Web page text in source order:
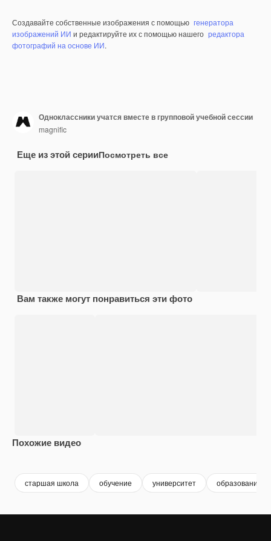
Создавайте собственные изображения с помощью генератора
изображений ИИ и редактируйте их с помощью нашего редактора
фотографий на основе ИИ.
Одноклассники учатся вместе в групповой учебной сессии
magnific
Еще из этой серииПосмотреть все
Вам также могут понравиться эти фото
Похожие видео
старшая школа обучение университет образование